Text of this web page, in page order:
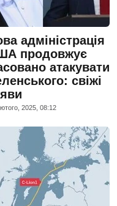
адміністрація
продовжує
атакувати
свіжі
2025, 08:12